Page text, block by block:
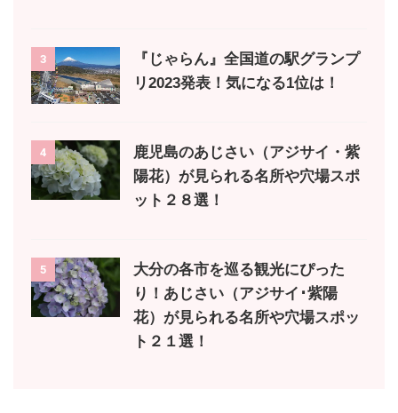
3
『じゃらん』全国道の駅グランプ
リ2023発表！気になる1位は！
4
鹿児島のあじさい（アジサイ・紫
陽花）が見られる名所や穴場スポ
ット２８選！
5
大分の各市を巡る観光にぴった
り！あじさい（アジサイ･紫陽
花）が見られる名所や穴場スポッ
ト２１選！